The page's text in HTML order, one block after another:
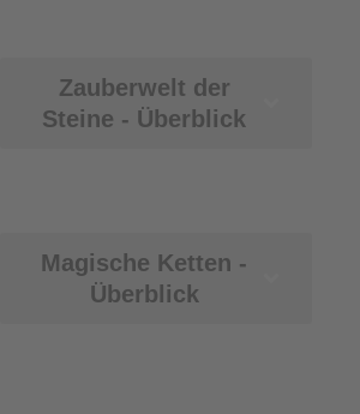
Zauberwelt der
Steine - Überblick
Magische Ketten -
Überblick